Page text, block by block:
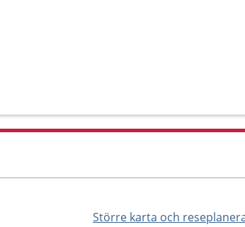
Större karta och